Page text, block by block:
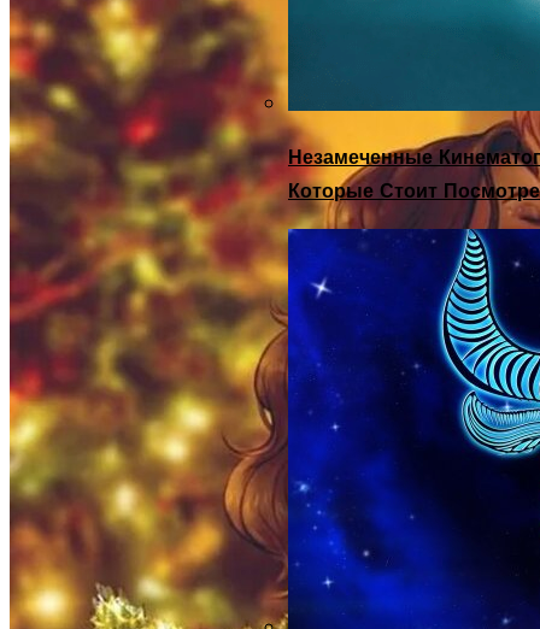
Незамеченные
Которые Стоит